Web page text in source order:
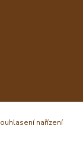
nařízení